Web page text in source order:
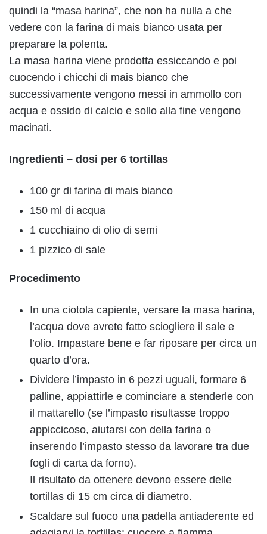
quindi la “masa harina”, che non ha nulla a che
vedere con la farina di mais bianco usata per
preparare la polenta.
La masa harina viene prodotta essiccando e poi
cuocendo i chicchi di mais bianco che
successivamente vengono messi in ammollo con
acqua e ossido di calcio e sollo alla fine vengono
macinati.
Ingredienti – dosi per 6 tortillas
100 gr di farina di mais bianco
150 ml di acqua
1 cucchiaino di olio di semi
1 pizzico di sale
Procedimento
In una ciotola capiente, versare la masa harina,
l’acqua dove avrete fatto sciogliere il sale e
l’olio. Impastare bene e far riposare per circa un
quarto d’ora.
Dividere l’impasto in 6 pezzi uguali, formare 6
palline, appiattirle e cominciare a stenderle con
il mattarello (se l’impasto risultasse troppo
appiccicoso, aiutarsi con della farina o
inserendo l’impasto stesso da lavorare tra due
fogli di carta da forno).
Il risultato da ottenere devono essere delle
tortillas di 15 cm circa di diametro.
Scaldare sul fuoco una padella antiaderente ed